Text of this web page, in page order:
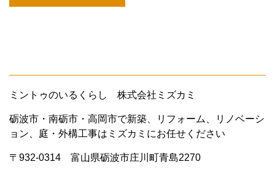
ミントゥのいるくらし 株式会社ミズカミ
砺波市・南砺市・高岡市で新築、リフォーム、リノベーシ
ョン、庭・外構工事はミズカミにお任せください
〒932-0314 富山県砺波市庄川町青島2270